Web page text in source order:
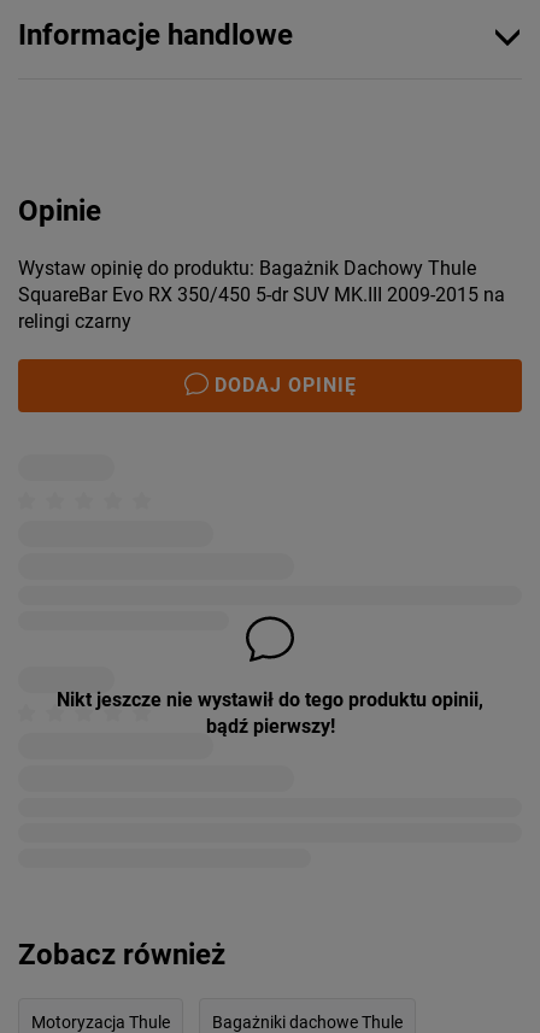
Informacje handlowe
Opinie
Wystaw opinię do produktu: Bagażnik Dachowy Thule
SquareBar Evo RX 350/450 5-dr SUV MK.III 2009-2015 na
relingi czarny
DODAJ OPINIĘ
Nikt jeszcze nie wystawił do tego produktu opinii,
bądź pierwszy!
Zobacz również
Motoryzacja Thule Bagażniki dachowe Thule